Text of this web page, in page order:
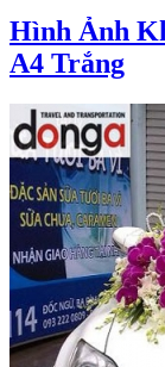
Hình Ảnh
A4 Trắng